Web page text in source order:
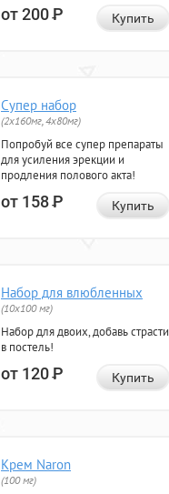
от 200Р Купить
Супер набор
(2х160мг, 4х80мг)
Попробуй все супер препараты
для усиления эрекции и
продления полового акта!
от 158Р Купить
Набор для влюбленных
(10х100 мг)
Набор для двоих, добавь страсти
в постель!
от 120Р Купить
Крем Naron
(100 мг)